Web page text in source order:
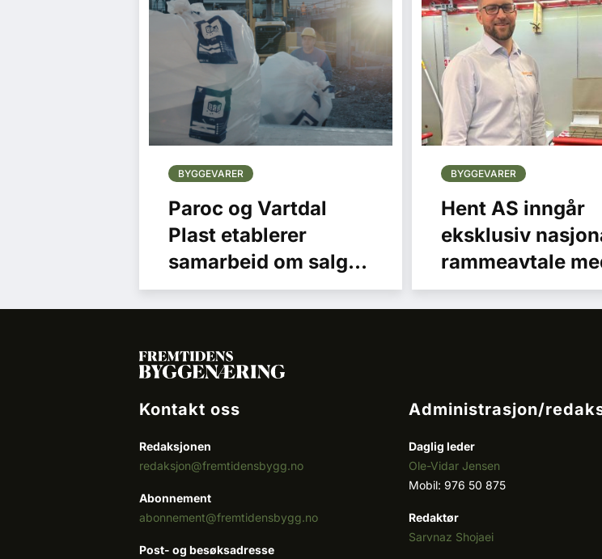
BYGGEVARER
Paroc og Vartdal
Plast etablerer
samarbeid om salg
og distribusjon av
steinullprodukter for
BYGGEVARER
Hent AS inngår
eksklusiv
rammeavtale
RenCon
Kontakt oss
Redaksjonen
redaksjon@fremtidensbygg.no
Abonnement
abonnement@fremtidensbygg.no
Post- og besøksadresse
Administrasjon/
Daglig leder
Ole-Vidar Jensen
Mobil: 976 50 875
Redaktør
Sarvnaz Shojaei